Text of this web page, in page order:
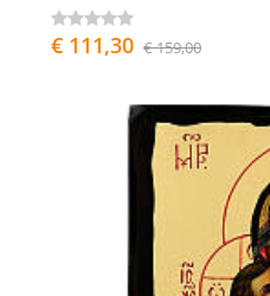
€ 111,30 € 159,00